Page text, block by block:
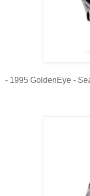
- 1995 GoldenEye -